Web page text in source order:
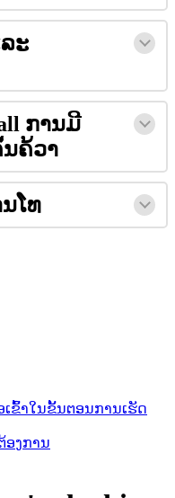
ລະ
ການມ
ນຄວາ
ນໂທ
ຂົ້າໃນຂັ້ນຕອນການເຮັດ
ອງການ